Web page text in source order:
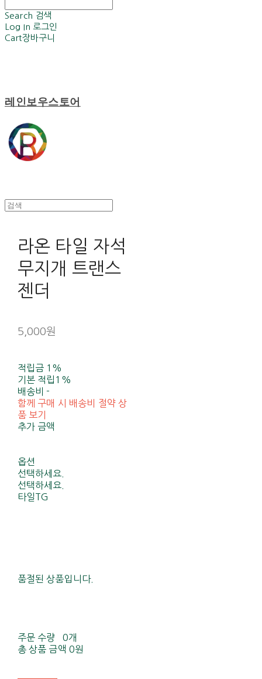
Search 검색
Log In 로그인
Cart장바구니
레인보우스토어
라온 타일 자석
무지개 트랜스
젠더
5,000원
적립금 1%
기본 적립 1%
배송비-
함께 구매 시 배송비 절약 상
품 보기
추가 금액
옵션
선택하세요.
선택하세요.
타일TG
품절된 상품입니다.
주문 수량
0개
총 상품 금액 0원